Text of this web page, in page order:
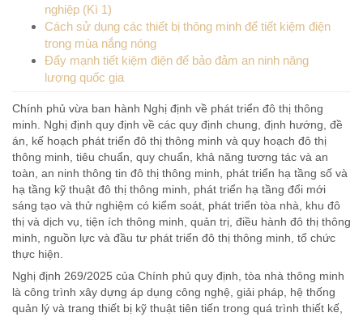
nghiệp (Kì 1)
Cách sử dụng các thiết bị thông minh để tiết kiệm điện
trong mùa nắng nóng
Đẩy mạnh tiết kiệm điện để bảo đảm an ninh năng
lượng quốc gia
Chính phủ vừa ban hành Nghị định về phát triển đô thị thông
minh. Nghị định quy định về các quy định chung, định hướng, đề
án, kế hoạch phát triển đô thị thông minh và quy hoạch đô thị
thông minh, tiêu chuẩn, quy chuẩn, khả năng tương tác và an
toàn, an ninh thông tin đô thị thông minh, phát triển hạ tầng số và
hạ tầng kỹ thuật đô thị thông minh, phát triển hạ tầng đổi mới
sáng tạo và thử nghiệm có kiểm soát, phát triển tòa nhà, khu đô
thị và dịch vụ, tiện ích thông minh, quản trị, điều hành đô thị thông
minh, nguồn lực và đầu tư phát triển đô thị thông minh, tổ chức
thực hiện.
Nghị định 269/2025 của Chính phủ quy định, tòa nhà thông minh
là công trình xây dựng áp dụng công nghệ, giải pháp, hệ thống
quản lý và trang thiết bị kỹ thuật tiên tiến trong quá trình thiết kế,